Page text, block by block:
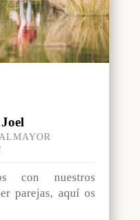
con nuestros
parejas, aquí os